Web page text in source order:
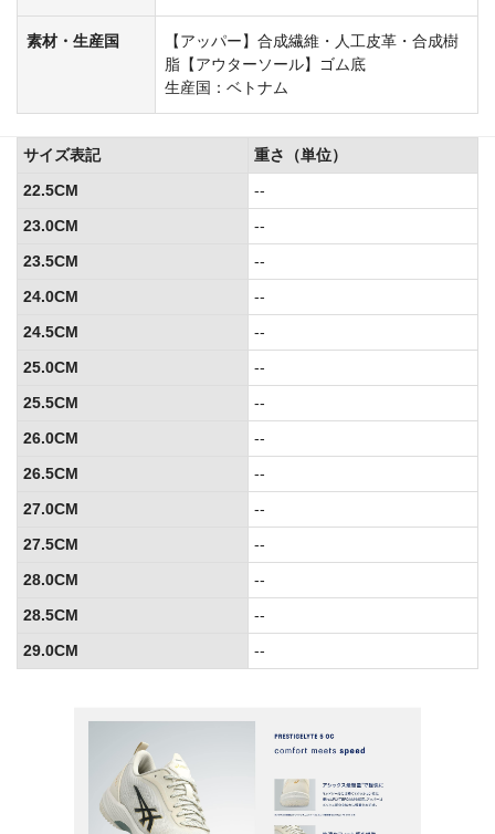
素材・生産国
【アッパー】合成繊維・人工皮革・合成樹
脂【アウターソール】ゴム底
生産国：ベトナム
サイズ表記
重さ（単位）
22.5CM
--
23.0CM
--
23.5CM
--
24.0CM
--
24.5CM
--
25.0CM
--
25.5CM
--
26.0CM
--
26.5CM
--
27.0CM
--
27.5CM
--
28.0CM
--
28.5CM
--
29.0CM
--